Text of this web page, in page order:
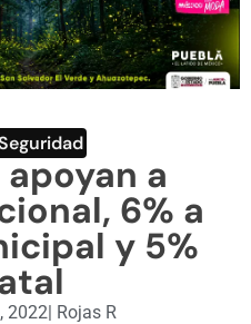
a
6% a
y 5%
2022| Rojas R